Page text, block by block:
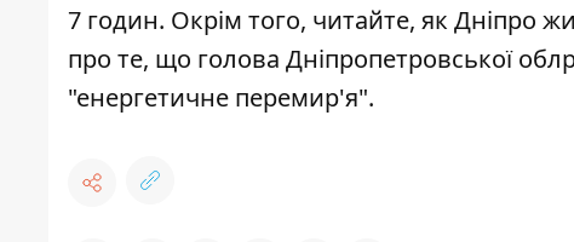
7 годин. Окрім того, читайте, як Дніпро
про те, що голова Дніпропетровської
"енергетичне перемир'я".